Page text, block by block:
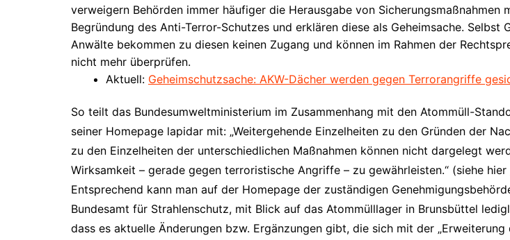
verweigern Behörden immer häufiger die Herausgabe von Sicherungsmaßnahmen
Begründung des Anti-Terror-Schutzes und erklären diese als Geheimsache. Selbst
Anwälte bekommen zu diesen keinen Zugang und können im Rahmen der
nicht mehr überprüfen.
Aktuell: Geheimschutzsache: AKW-Dächer werden gegen Terrorangriffe
So teilt das Bundesumweltministerium im Zusammenhang mit den Atommüll-
seiner Homepage lapidar mit: „Weitergehende Einzelheiten zu den Gründen der
zu den Einzelheiten der unterschiedlichen Maßnahmen können nicht dargelegt
Wirksamkeit – gerade gegen terroristische Angriffe – zu gewährleisten.“ (siehe hier
Entsprechend kann man auf der Homepage der zuständigen
Bundesamt für Strahlenschutz, mit Blick auf das Atommülllager in Brunsbüttel
dass es aktuelle Änderungen bzw. Ergänzungen gibt, die sich mit der „Erweiterung